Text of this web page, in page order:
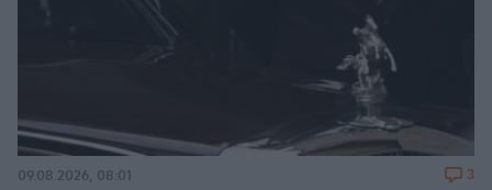
09.08.2026, 08:01 3